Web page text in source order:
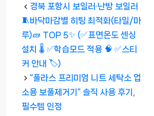
테
고
리
경북 포항시 보일러·난방 보일러
🧵바닥마감별 히팅 최적화(타일/마
루)🧱 TOP 5✨ (✅표면온도 센싱
설치 🌡️ ✅학습모드 적용 🧠 ✅스티
커 안내 🏷️)
“풀라스 프리미엄 니트 세탁소 업
소용 보풀제거기” 솔직 사용 후기,
필수템 인정